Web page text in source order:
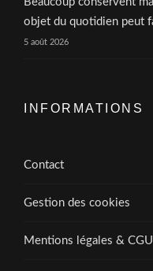
objet du quotidien peut
5 août 2026
INFORMATIONS
Contact
Gestion des cookies
Mentions légales & CGU